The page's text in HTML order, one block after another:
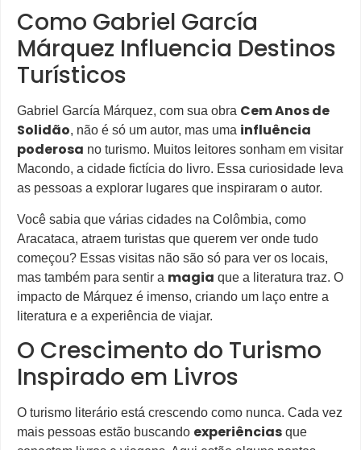
Como Gabriel García
Márquez Influencia Destinos
Turísticos
Gabriel García Márquez, com sua obra Cem Anos de
Solidão, não é só um autor, mas uma influência
poderosa no turismo. Muitos leitores sonham em visitar
Macondo, a cidade fictícia do livro. Essa curiosidade leva
as pessoas a explorar lugares que inspiraram o autor.
Você sabia que várias cidades na Colômbia, como
Aracataca, atraem turistas que querem ver onde tudo
começou? Essas visitas não são só para ver os locais,
mas também para sentir a magia que a literatura traz. O
impacto de Márquez é imenso, criando um laço entre a
literatura e a experiência de viajar.
O Crescimento do Turismo
Inspirado em Livros
O turismo literário está crescendo como nunca. Cada vez
mais pessoas estão buscando experiências que